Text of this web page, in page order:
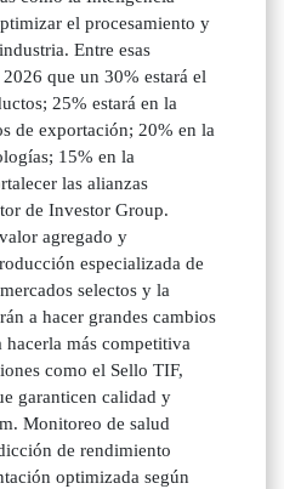
el procesamiento y
Entre esas
que un 30% estará el
25% estará en la
de exportación; 20% en la
15% en la
las alianzas
de Investor Group.
agregado y
especializada de
selectos y la
a hacer grandes cambios
hacerla más competitiva
como el Sello TIF,
garanticen calidad y
Monitoreo de salud
de rendimiento
optimizada según